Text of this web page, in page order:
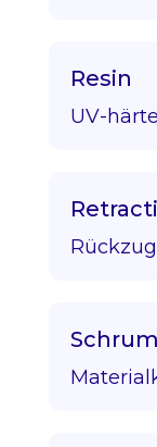
Resin
UV-